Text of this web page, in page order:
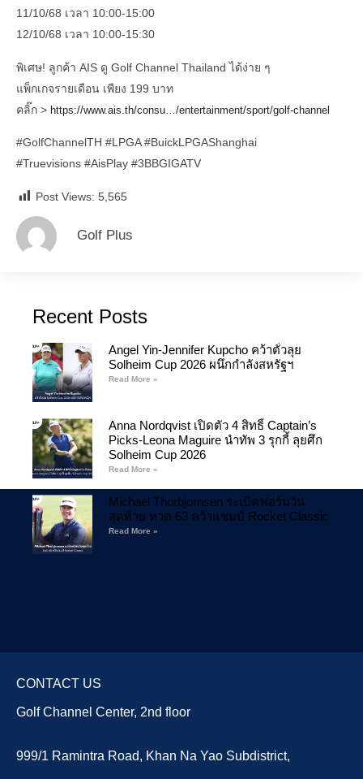
11/10/68 เวลา 10:00-15:00
12/10/68 เวลา 10:00-15:30
พิเศษ! ลูกค้า AIS ดู Golf Channel Thailand ได้ง่าย ๆ
แพ็กเกจรายเดือน เพียง 199 บาท
คลิ๊ก > https://www.ais.th/consu…/entertainment/sport/golf-channel
#GolfChannelTH #LPGA #BuickLPGAShanghai
#Truevisions #AisPlay #3BBGIGATV
Post Views: 5,565
Golf Plus
Recent Posts
Angel Yin-Jennifer Kupcho คว้าตั๋วลุย
Solheim Cup 2026 ผนึกกำลังสหรัฐฯ
Read More »
Anna Nordqvist เปิดตัว 4 สิทธิ์ Captain’s
Picks-Leona Maguire นำทัพ 3 รุกกี้ ลุยศึก
Solheim Cup 2026
Read More »
Michael Thorbjornsen ระเบิดฟอร์มวัน
สุดท้าย หวด 63 คว้าแชมป์ Rocket Classic
Read More »
CONTACT US
Golf Channel Center, 2nd floor
999/1 Ramintra Road, Khan Na Yao Subdistrict,